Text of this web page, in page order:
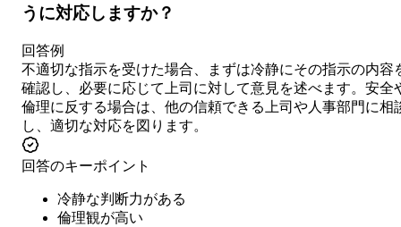
うに対応しますか？
回答例
不適切な指示を受けた場合、まずは冷静にその指示の内容
確認し、必要に応じて上司に対して意見を述べます。安全
倫理に反する場合は、他の信頼できる上司や人事部門に相
し、適切な対応を図ります。
回答のキーポイント
冷静な判断力がある
倫理観が高い